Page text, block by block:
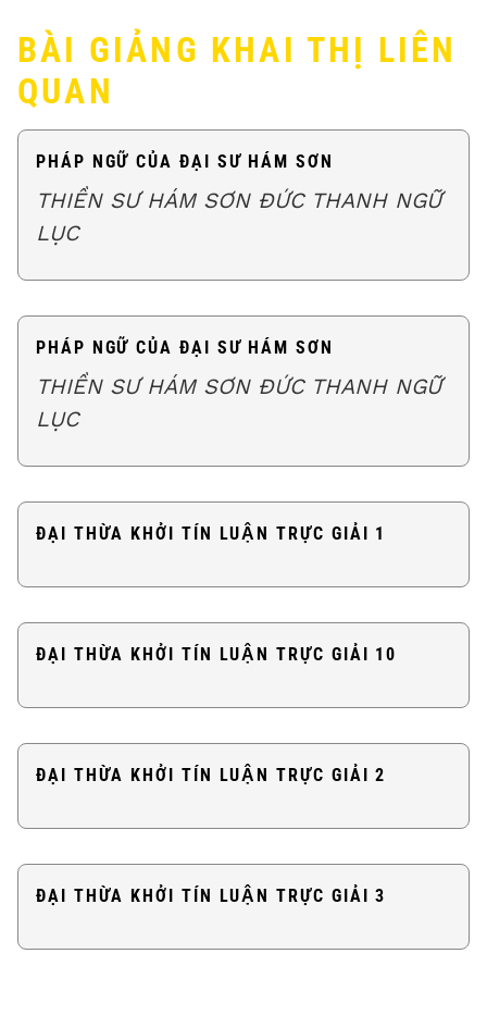
BÀI GIẢNG KHAI THỊ LIÊN
QUAN
PHÁP NGỮ CỦA ĐẠI SƯ HÁM SƠN
THIỀN SƯ HÁM SƠN ĐỨC THANH NGỮ
LỤC
PHÁP NGỮ CỦA ĐẠI SƯ HÁM SƠN
THIỀN SƯ HÁM SƠN ĐỨC THANH NGỮ
LỤC
ĐẠI THỪA KHỞI TÍN LUẬN TRỰC GIẢI 1
ĐẠI THỪA KHỞI TÍN LUẬN TRỰC GIẢI 10
ĐẠI THỪA KHỞI TÍN LUẬN TRỰC GIẢI 2
ĐẠI THỪA KHỞI TÍN LUẬN TRỰC GIẢI 3